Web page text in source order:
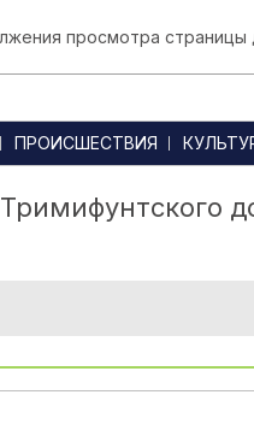
ПРОИСШЕСТВИЯ
просмотра страницы